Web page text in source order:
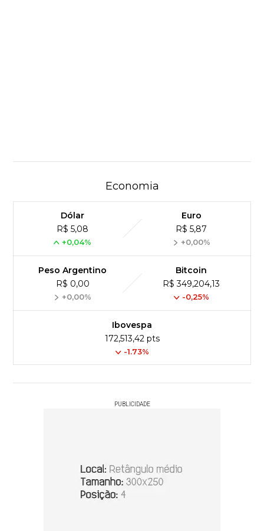
Economia
Dólar
R$ 5,08
+0,04%
Euro
R$ 5,87
+0,00%
Peso Argentino
R$ 0,00
+0,00%
Bitcoin
R$ 349,204,13
-0,25%
Ibovespa
172,513,42 pts
-1.73%
PUBLICIDADE